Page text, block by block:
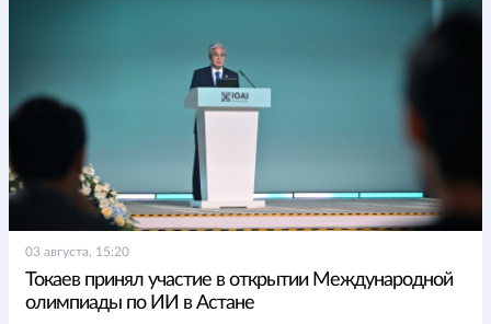
03 августа, 15:20
Токаев принял участие в открытии Международной
олимпиады по ИИ в Астане